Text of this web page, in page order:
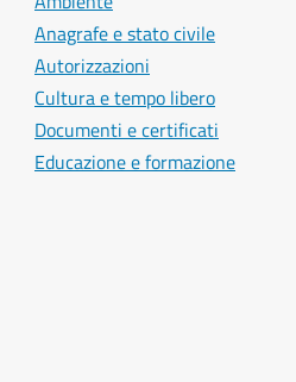
Anagrafe e stato civile
Autorizzazioni
Cultura e tempo libero
Documenti e certificati
Educazione e formazione